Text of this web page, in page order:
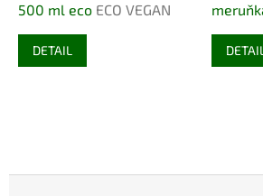
500 ml eco ECO VEGAN
DETAIL